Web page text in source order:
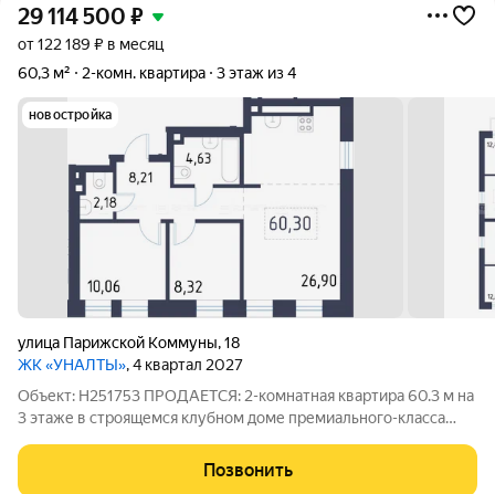
29 114 500 ₽
от 122 189 ₽ в месяц
60,3 м²
2-комн. квартира 3 этаж из 4
новостройка
улица Парижской Коммуны,18
ЖК «УНАЛТЫ», 4 квартал 2027
Объект: Н251753 ПРОДАЕТСЯ: 2-комнатная квартира 60.3 м на
3 этаже в строящемся клубном доме премиального-класса
исторического центра Казани. Здесь история города
ощущается в деталях, а современный
Позвонить